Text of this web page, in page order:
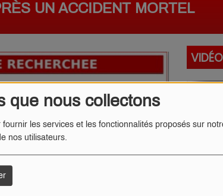
que nous collectons
les services et les fonctionnalités proposés sur
nos utilisateurs.
UN ACCIDENT MORTEL